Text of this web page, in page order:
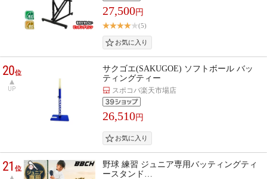
27,500円
(5)
20位
UP
サクゴエ(SAKUGOE) ソフトボール バッ
ティングティー
スポコバ楽天市場店
26,510円
21位
野球 練習 ジュニア専用バッティングティ
ースタンド…